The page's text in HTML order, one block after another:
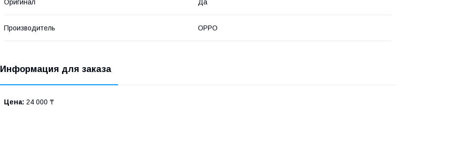
Оригинал Да
Производитель OPPO
Информация для заказа
Цена: 24 000 ₸